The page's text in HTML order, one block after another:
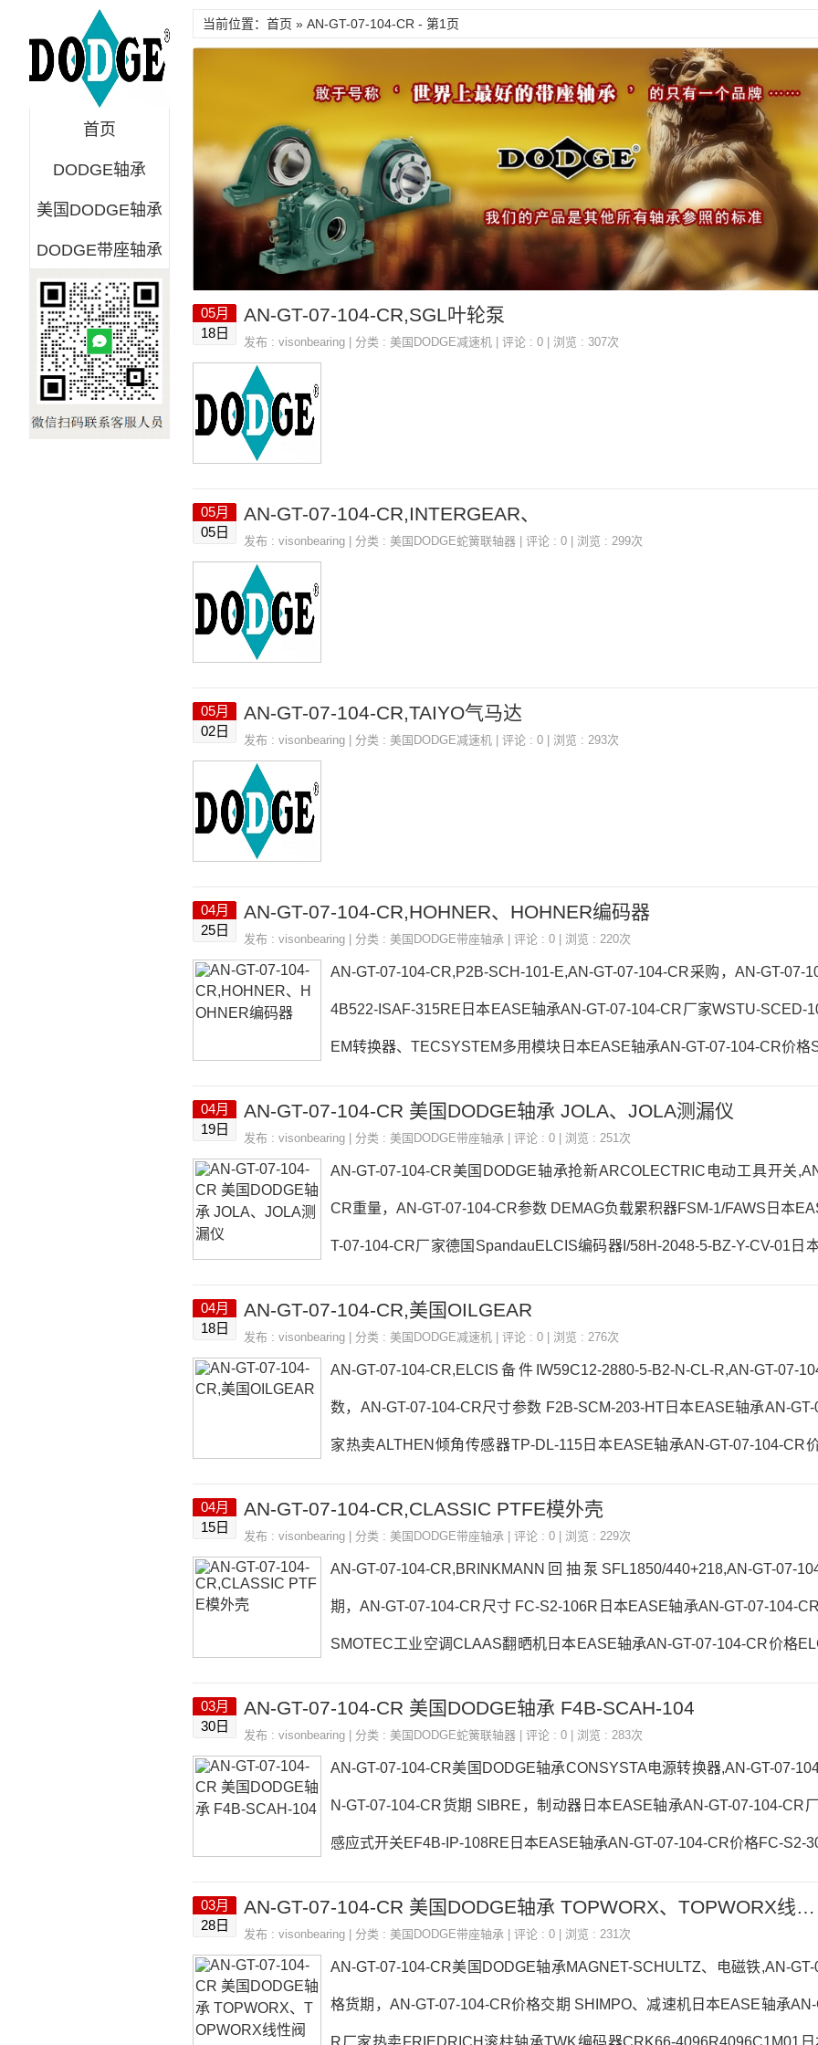
首页
DODGE轴承
美国DODGE轴承
DODGE带座轴承
当前位置：首页 » AN-GT-07-104-CR - 第1页
05月
18日
AN-GT-07-104-CR,SGL叶轮泵
发布 : visonbearing | 分类 : 美国DODGE减速机 | 评论 : 0 | 浏览 : 307次
05月
05日
AN-GT-07-104-CR,INTERGEAR、
发布 : visonbearing | 分类 : 美国DODGE蛇簧联轴器 | 评论 : 0 | 浏览 : 299次
05月
02日
AN-GT-07-104-CR,TAIYO气马达
发布 : visonbearing | 分类 : 美国DODGE减速机 | 评论 : 0 | 浏览 : 293次
04月
25日
AN-GT-07-104-CR,HOHNER、HOHNER编码器
发布 : visonbearing | 分类 : 美国DODGE带座轴承 | 评论 : 0 | 浏览 : 220次
AN-GT-07-104-CR,P2B-SCH-101-E,AN-GT-07-104-CR采购，AN-GT-07-
4B522-ISAF-315RE日本EASE轴承AN-GT-07-104-CR厂家WSTU-SCED-
EM转换器、TECSYSTEM多用模块日本EASE轴承AN-GT-07-104-CR价格
4-CR采购 热销型号推荐：AN-GT-07-104-CR， ，热销品牌推荐：
04月
19日
AN-GT-07-104-CR 美国DODGE轴承 JOLA、JOLA测漏仪
发布 : visonbearing | 分类 : 美国DODGE带座轴承 | 评论 : 0 | 浏览 : 251次
AN-GT-07-104-CR美国DODGE轴承抢新ARCOLECTRIC电动工具开关
CR重量，AN-GT-07-104-CR参数 DEMAG负载累积器FSM-1/FAWS日本
T-07-104-CR厂家德国SpandauELCIS编码器I/58H-2048-5-BZ-Y-CV-01日
数AN-GT-07-104-CR价格,AN-GT-07-104-CR采购 热销型号推荐：AN-
04月
18日
AN-GT-07-104-CR,美国OILGEAR
发布 : visonbearing | 分类 : 美国DODGE减速机 | 评论 : 0 | 浏览 : 276次
AN-GT-07-104-CR,ELCIS备件IW59C12-2880-5-B2-N-CL-R,AN-GT-07-
数，AN-GT-07-104-CR尺寸参数 F2B-SCM-203-HT日本EASE轴承AN-GT-
家热卖ALTHEN倾角传感器TP-DL-115日本EASE轴承AN-GT-07-104-CR
T-07-104-CR价格,AN-GT-07-104-CR采购 热销型号推荐：AN-GT-07-104-
04月
15日
AN-GT-07-104-CR,CLASSIC PTFE模外壳
发布 : visonbearing | 分类 : 美国DODGE带座轴承 | 评论 : 0 | 浏览 : 229次
AN-GT-07-104-CR,BRINKMANN回抽泵SFL1850/440+218,AN-GT-07-
期，AN-GT-07-104-CR尺寸 FC-S2-106R日本EASE轴承AN-GT-07-104-
SMOTEC工业空调CLAAS翻晒机日本EASE轴承AN-GT-07-104-CR价格
04-CR参数AN-GT-07-104-CR价格,AN-GT-07-104-CR采购 热销型号推荐
03月
30日
AN-GT-07-104-CR 美国DODGE轴承 F4B-SCAH-104
发布 : visonbearing | 分类 : 美国DODGE蛇簧联轴器 | 评论 : 0 | 浏览 : 283次
AN-GT-07-104-CR美国DODGE轴承CONSYSTA电源转换器,AN-GT-07-
N-GT-07-104-CR货期 SIBRE，制动器日本EASE轴承AN-GT-07-104-CR
感应式开关EF4B-IP-108RE日本EASE轴承AN-GT-07-104-CR价格FC-S2-
R采购 热销型号推荐：AN-GT-07-104-CR， ，热销品牌推荐：抢新
03月
28日
AN-GT-07-104-CR 美国DODGE轴承 TOPWORX、TOPWORX线性阀
发布 : visonbearing | 分类 : 美国DODGE带座轴承 | 评论 : 0 | 浏览 : 231次
AN-GT-07-104-CR美国DODGE轴承MAGNET-SCHULTZ、电磁铁,AN-
格货期，AN-GT-07-104-CR价格交期 SHIMPO、减速机日本EASE轴承